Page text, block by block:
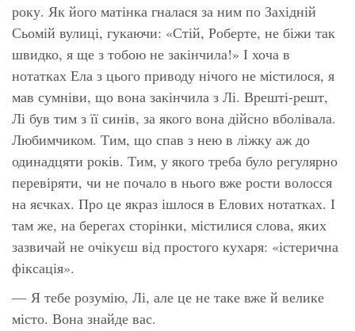
року. Як його матінка гналася за ним по Західній
Сьомій вулиці, гукаючи: «Стій, Роберте, не біжи так
швидко, я ще з тобою не закінчила!» І хоча в
нотатках Ела з цього приводу нічого не містилося, я
мав сумніви, що вона закінчила з Лі. Врешті-решт,
Лі був тим з її синів, за якого вона дійсно вболівала.
Любимчиком. Тим, що спав з нею в ліжку аж до
одинадцяти років. Тим, у якого треба було регулярно
перевіряти, чи не почало в нього вже рости волосся
на яєчках. Про це якраз ішлося в Елових нотатках. І
там же, на берегах сторінки, містилися слова, яких
зазвичай не очікуєш від простого кухаря: «істерична
фіксація».
— Я тебе розумію, Лі, але це не таке вже й велике
місто. Вона знайде вас.